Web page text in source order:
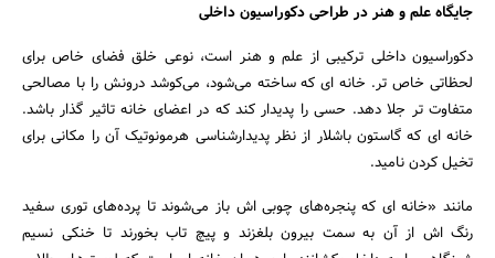
جایگاه علم و هنر در طراحی دکوراسیون داخلی
دکوراسیون داخلی ترکیبی از علم و هنر است، نوعی خلق فضای خاص برای
لحظاتی خاص تر. خانه ای که ساخته می‌شود، می‌کوشد درونش را با مصالحی
متفاوت تر جلا دهد. حسی را پدیدار کند که در اعضای خانه تاثیر گذار باشد.
خانه ای که گاستون باشلار از نظر پدیدارشناسی هرمونوتیک آن را مکانی برای
تخیل کردن نامید.
مانند «خانه ای که پنجره‌های چوبی اش باز می‌شوند تا پرده‌های توری سفید
رنگ اش از آن به سمت بیرون بلغزند و پیچ تاب بخورند تا خنکی نسیم